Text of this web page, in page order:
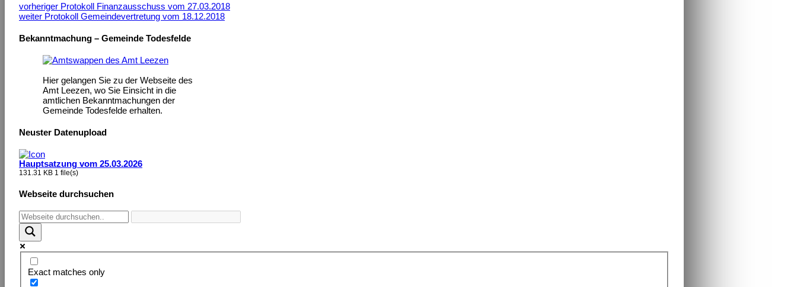
vorheriger Protokoll Finanzausschuss vom 27.03.2018
weiter Protokoll Gemeindevertretung vom 18.12.2018
Bekanntmachung – Gemeinde Todesfelde
Hier gelangen Sie zu der Webseite des
Amt Leezen, wo Sie Einsicht in die
amtlichen Bekanntmachungen der
Gemeinde Todesfelde erhalten.
Neuster Datenupload
Hauptsatzung vom 25.03.2026
131.31 KB 1 file(s)
Webseite durchsuchen
Exact matches only